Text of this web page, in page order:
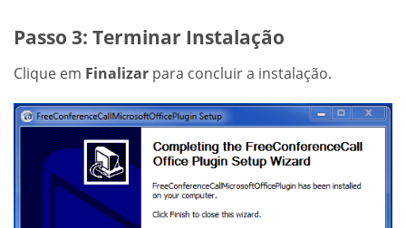
Passo 3: Terminar Instalação
Clique em Finalizar para concluir a instalação.